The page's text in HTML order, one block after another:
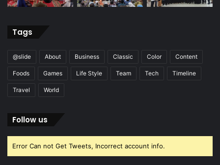
Tags
@slide About Business Classic Color Content
Foods Games Life Style Team Tech Timeline
Travel World
Follow us
Error Can not Get Tweets, Incorrect account info.